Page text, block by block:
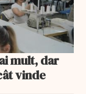
mult, dar
vinde